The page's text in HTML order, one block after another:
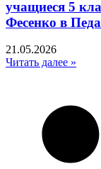
учащиеся 5
Фесенко в
21.05.2026
Читать далее »